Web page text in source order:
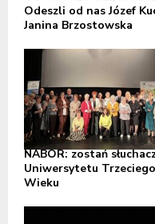
Odeszli od nas Józef
Janina Brzostowska
NABÓR: zostań
Uniwersytetu Trzeciego
Wieku